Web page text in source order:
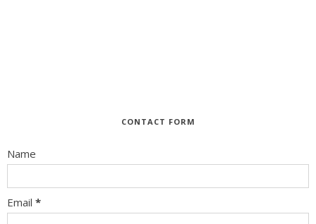
CONTACT FORM
Name
Email *